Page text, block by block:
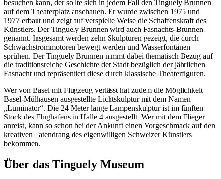
besuchen kann, der sollte sich in jedem Fall den Tinguely Brunnen
auf dem Theaterplatz anschauen. Er wurde zwischen 1975 und
1977 erbaut und zeigt auf verspielte Weise die Schaffenskraft des
Künstlers. Der Tinguely Brunnen wird auch Fasnachts-Brunnen
genannt. Insgesamt werden zehn Skulpturen gezeigt, die durch
Schwachstrommotoren bewegt werden und Wasserfontänen
sprühen. Der Tinguely Brunnen nimmt dabei thematisch Bezug auf
die traditionsreiche Geschichte der Stadt bezüglich der jährlichen
Fasnacht und repräsentiert diese durch klassische Theaterfiguren.
Wer von Basel mit Flugzeug verlässt hat zudem die Möglichkeit
Basel-Mülhausen ausgestellte Lichtskulptur mit dem Namen
„Luminator“. Die 24 Meter lange Lampenskulptur ist im fünften
Stock des Flughafens in Halle 4 ausgestellt. Wer mit dem Flieger
anreist, kann so schon bei der Ankunft einen Vorgeschmack auf den
kreativen Tatendrang des eigenwilligen Schweizer Künstlers
bekommen.
Über das Tinguely Museum